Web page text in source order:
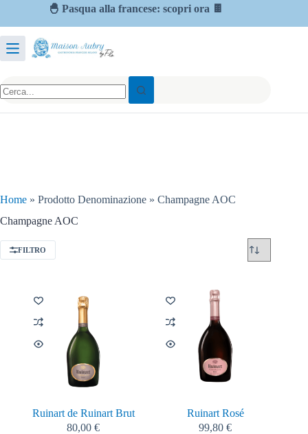
🐣 Pasqua alla francese: scopri ora 🍫
Home » Prodotto Denominazione » Champagne AOC
Champagne AOC
FILTRO
Ruinart de Ruinart Brut
80,00€
Ruinart Rosé
99,80€